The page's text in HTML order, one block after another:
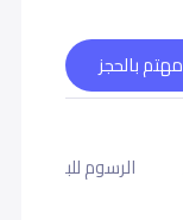
مهتم بالحجز
الرسوم للبنات